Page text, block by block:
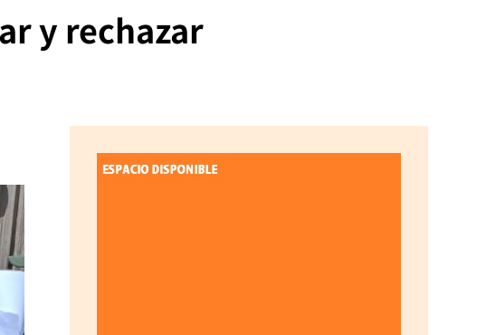
y rechazar